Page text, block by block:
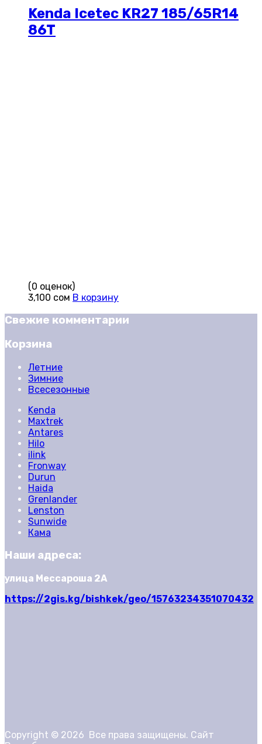
Kenda Icetec KR27 185/65R14
86T
(0 оценок)
3,100 сом В корзину
Свежие комментарии
Корзина
Летние
Зимние
Всесезонные
Kenda
Maxtrek
Antares
Hilo
ilink
Fronway
Durun
Haida
Grenlander
Lenston
Sunwide
Кама
Наши адреса:
улица Мессароша 2А
https://2gis.kg/bishkek/geo/15763234351070432
Copyright © 2026 Все права защищены. Сайт